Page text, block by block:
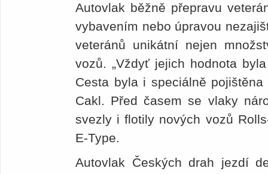
Autovlak běžně přepravu
vybavením nebo úpravou
veteránů unikátní nejen
vozů. „Vždyť jejich hodnota
Cesta byla i speciálně
Cakl. Před časem se vlaky
svezly i flotily nových vozů
E-Type.
Autovlak Českých drah jezdí